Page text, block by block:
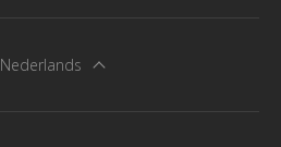
Nederlands